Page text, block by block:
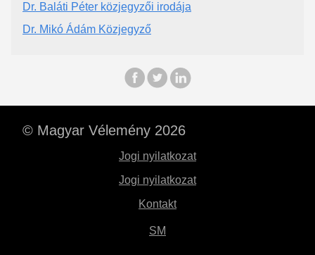
Dr. Baláti Péter közjegyzői irodája
Dr. Mikó Ádám Közjegyző
© Magyar Vélemény 2026
Jogi nyilatkozat
Jogi nyilatkozat
Kontakt
SM